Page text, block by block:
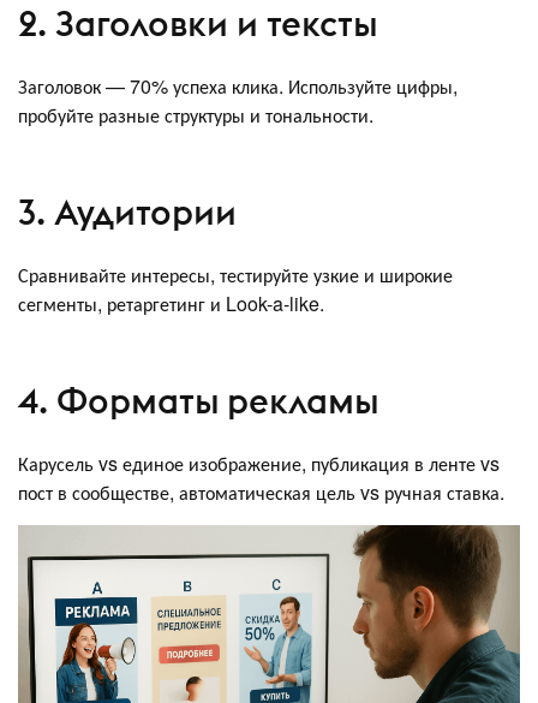
2. Заголовки и тексты
Заголовок — 70% успеха клика. Используйте цифры,
пробуйте разные структуры и тональности.
3. Аудитории
Сравнивайте интересы, тестируйте узкие и широкие
сегменты, ретаргетинг и Look-a-like.
4. Форматы рекламы
Карусель vs единое изображение, публикация в ленте vs
пост в сообществе, автоматическая цель vs ручная ставка.